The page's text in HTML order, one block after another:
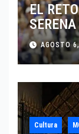
EL
AGOSTO
Cultura